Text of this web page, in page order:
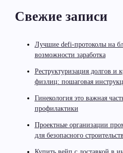
Свежие записи
Лучшие defi-протоколы на
возможности заработка
Реструктуризация долгов и
физлиц: пошаговая
Гинекология это важная
профилактики
Проектные организации
для безопасного